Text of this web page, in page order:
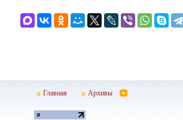
Главная Архивы